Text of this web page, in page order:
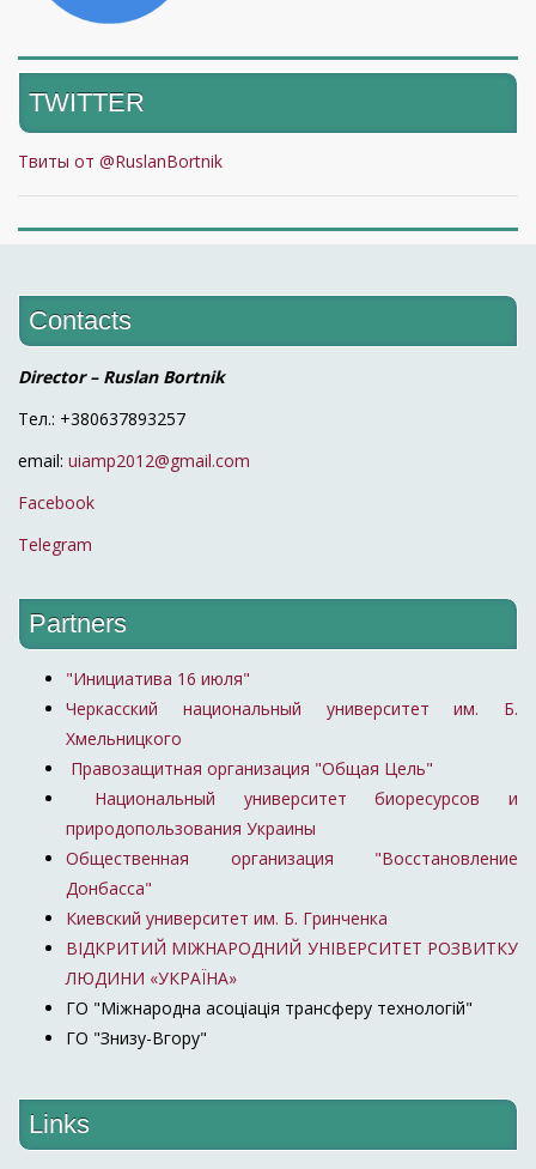
TWITTER
Твиты от @RuslanBortnik
Contacts
Director – Ruslan Bortnik
Тел.: +380637893257
email: uiamp2012@gmail.com
Facebook
Telegram
Partners
"Инициатива 16 июля"
Черкасский национальный университет им. Б.
Хмельницкого
Правозащитная организация "Общая Цель"
Национальный университет биоресурсов и
природопользования Украины
Общественная организация "Восстановление
Донбасса"
Киевский университет им. Б. Гринченка
ВІДКРИТИЙ МІЖНАРОДНИЙ УНІВЕРСИТЕТ РОЗВИТКУ
ЛЮДИНИ «УКРАЇНА»
ГО "Міжнародна асоціація трансферу технологій"
ГО "Знизу-Вгору"
Links